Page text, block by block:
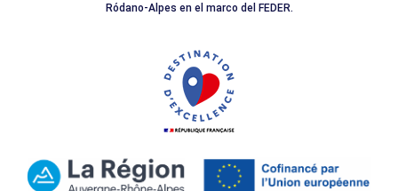
Ródano-Alpes en el marco del FEDER.